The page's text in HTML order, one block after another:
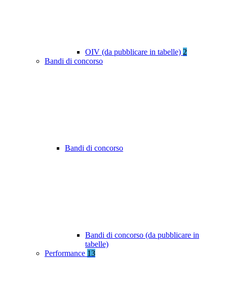
OIV (da pubblicare in tabelle) 2
Bandi di concorso
Bandi di concorso
Bandi di concorso (da pubblicare in
tabelle)
Performance 13